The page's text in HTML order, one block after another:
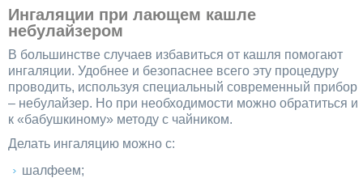
Ингаляции при лающем кашле
небулайзером
В большинстве случаев избавиться от кашля помогают
ингаляции. Удобнее и безопаснее всего эту процедуру
проводить, используя специальный современный прибор
– небулайзер. Но при необходимости можно обратиться и
к «бабушкиному» методу с чайником.
Делать ингаляцию можно с:
шалфеем;